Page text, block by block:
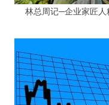
林总周记─企业家匠